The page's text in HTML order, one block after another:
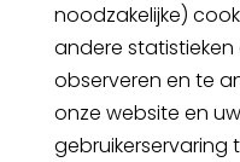
noodzakelijke)
andere
observeren en te
onze website en
gebruikerservaring